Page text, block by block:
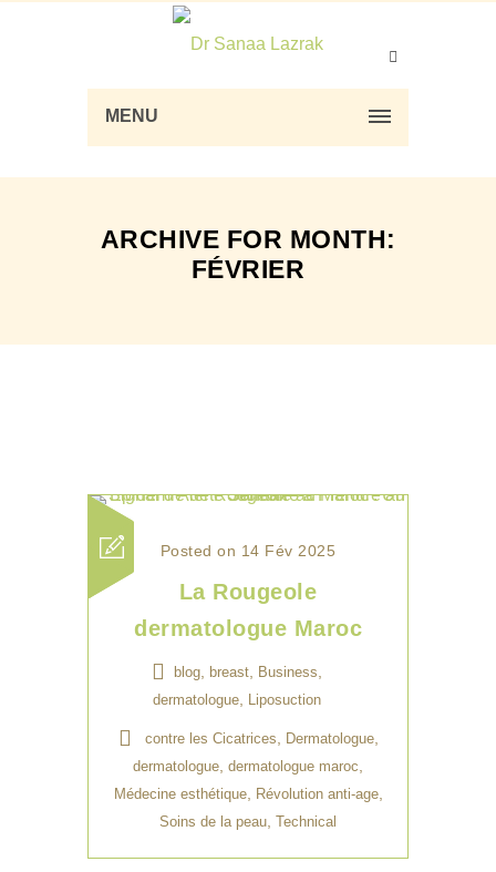
MENU
ARCHIVE FOR MONTH:
FÉVRIER
Posted on 14 Fév 2025
La Rougeole
dermatologue Maroc
blog breast Business
dermatologue Liposuction
contre les Cicatrices Dermatologue,
dermatologue dermatologue maroc
Médecine esthétique, Révolution anti-age,
Soins de la peau Technical